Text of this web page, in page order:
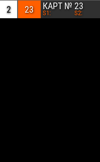
2
23 КАРТ № 23
S1: S2: